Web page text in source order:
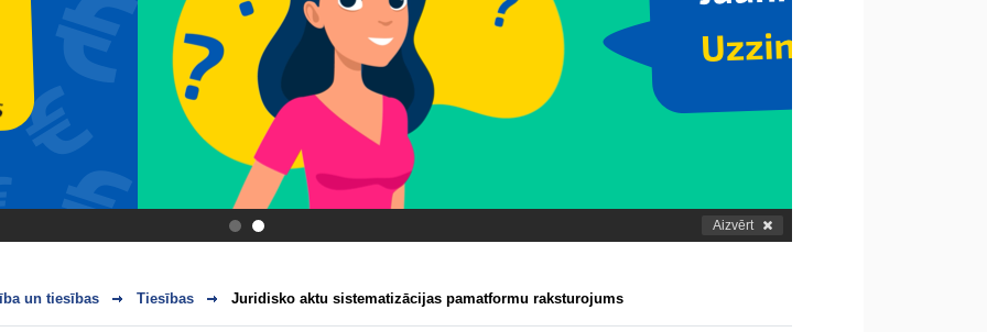
. Aizvērt
un tiesības Tiesības Juridisko aktu sistematizācijas pamatformu raksturojums